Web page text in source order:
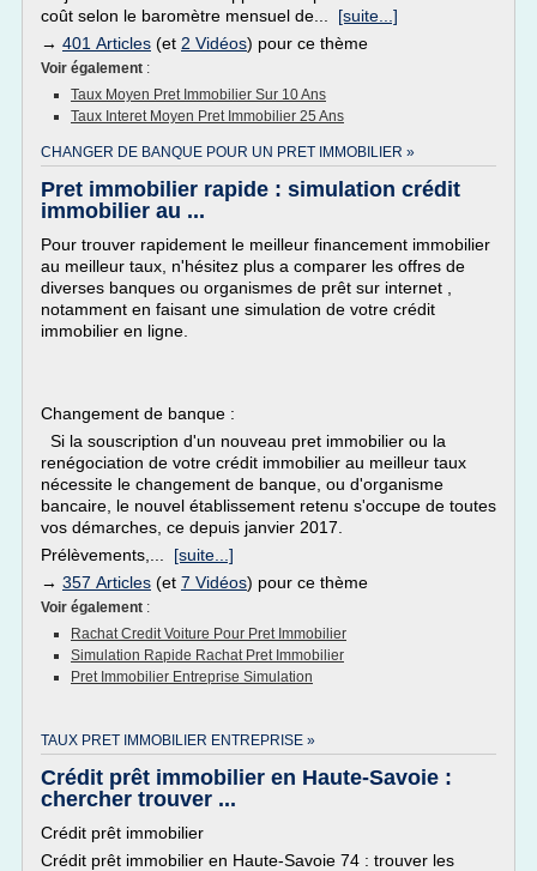
coût selon le baromètre mensuel de... [suite...]
→ 401 Articles (et 2 Vidéos) pour ce thème
Voir également :
Taux Moyen Pret Immobilier Sur 10 Ans
Taux Interet Moyen Pret Immobilier 25 Ans
CHANGER DE BANQUE POUR UN PRET IMMOBILIER »
Pret immobilier rapide : simulation crédit
immobilier au ...
Pour trouver rapidement le meilleur financement immobilier
au meilleur taux, n'hésitez plus a comparer les offres de
diverses banques ou organismes de prêt sur internet ,
notamment en faisant une simulation de votre crédit
immobilier en ligne.
Changement de banque :
Si la souscription d'un nouveau pret immobilier ou la
renégociation de votre crédit immobilier au meilleur taux
nécessite le changement de banque, ou d'organisme
bancaire, le nouvel établissement retenu s'occupe de toutes
vos démarches, ce depuis janvier 2017.
Prélèvements,... [suite...]
→ 357 Articles (et 7 Vidéos) pour ce thème
Voir également :
Rachat Credit Voiture Pour Pret Immobilier
Simulation Rapide Rachat Pret Immobilier
Pret Immobilier Entreprise Simulation
TAUX PRET IMMOBILIER ENTREPRISE »
Crédit prêt immobilier en Haute-Savoie :
chercher trouver ...
Crédit prêt immobilier
Crédit prêt immobilier en Haute-Savoie 74 : trouver les